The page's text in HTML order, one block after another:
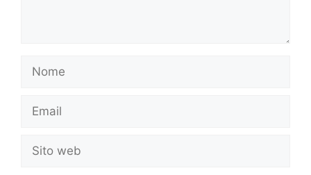
Nome
Email
Sito
web